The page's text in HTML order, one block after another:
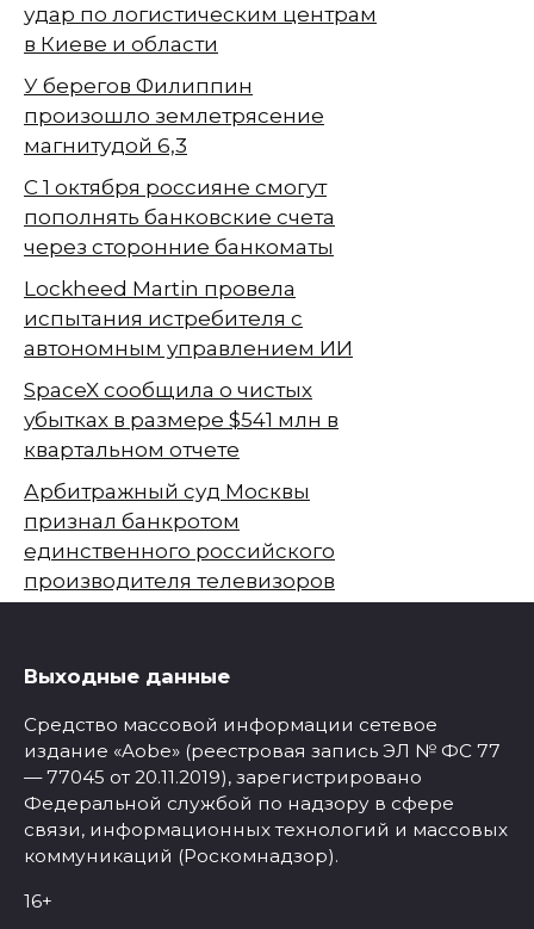
удар по логистическим центрам
в Киеве и области
У берегов Филиппин
произошло землетрясение
магнитудой 6,3
С 1 октября россияне смогут
пополнять банковские счета
через сторонние банкоматы
Lockheed Martin провела
испытания истребителя с
автономным управлением ИИ
SpaceX сообщила о чистых
убытках в размере $541 млн в
квартальном отчете
Арбитражный суд Москвы
признал банкротом
единственного российского
производителя телевизоров
Выходные данные
Средство массовой информации сетевое
издание «Aobe» (реестровая запись ЭЛ № ФС 77
— 77045 от 20.11.2019), зарегистрировано
Федеральной службой по надзору в сфере
связи, информационных технологий и массовых
коммуникаций (Роскомнадзор).
16+